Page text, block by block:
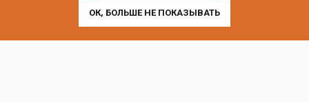
ОК, БОЛЬШЕ НЕ ПОКАЗЫВАТЬ